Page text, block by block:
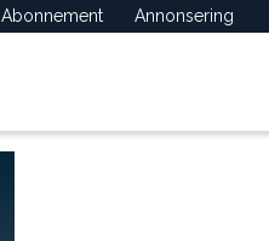
Abonnement Annonsering